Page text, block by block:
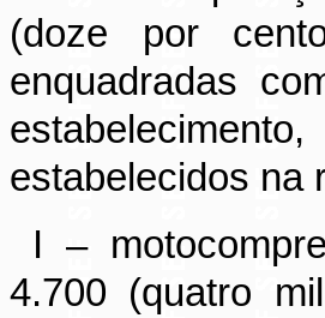
(doze por
enquadradas
estabelecidos na
I –
4.700 (quatro